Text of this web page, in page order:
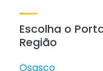
Escolha o
Região
Osasco